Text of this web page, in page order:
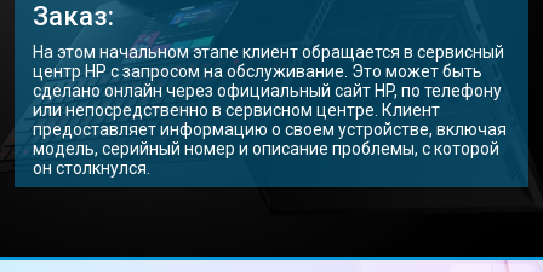
Замена микрофона
Замена оперативной памяти от 1100 ₽ Заказать
Прошивка BIOS ноутбука HP от 1500 ₽ Заказать
Замена северного моста
Заказ:
На этом начальном этапе клиент обращается в сервисный
центр HP с запросом на обслуживание. Это может быть
сделано онлайн через официальный сайт HP, по телефону
или непосредственно в сервисном центре. Клиент
предоставляет информацию о своем устройстве, включая
модель, серийный номер и описание проблемы, с которой
он столкнулся.